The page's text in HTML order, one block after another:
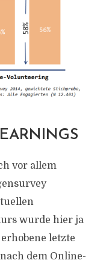
vor allem
wurde hier ja
erhobene letzte
dem Online-